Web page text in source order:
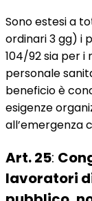
Sono estesi a
ordinari 3 gg) i
104/92 sia per i
personale
beneficio è
esigenze
all’emergenza
Art. 25:
lavoratori